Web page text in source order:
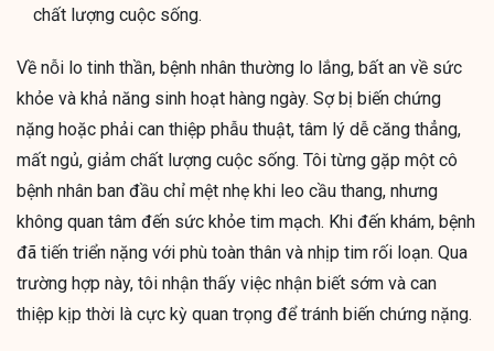
chất lượng cuộc sống.
Về nỗi lo tinh thần, bệnh nhân thường lo lắng, bất an về sức
khỏe và khả năng sinh hoạt hàng ngày. Sợ bị biến chứng
nặng hoặc phải can thiệp phẫu thuật, tâm lý dễ căng thẳng,
mất ngủ, giảm chất lượng cuộc sống. Tôi từng gặp một cô
bệnh nhân ban đầu chỉ mệt nhẹ khi leo cầu thang, nhưng
không quan tâm đến sức khỏe tim mạch. Khi đến khám, bệnh
đã tiến triển nặng với phù toàn thân và nhịp tim rối loạn. Qua
trường hợp này, tôi nhận thấy việc nhận biết sớm và can
thiệp kịp thời là cực kỳ quan trọng để tránh biến chứng nặng.